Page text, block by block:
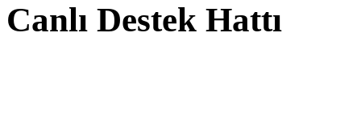
Canlı Destek Hattı